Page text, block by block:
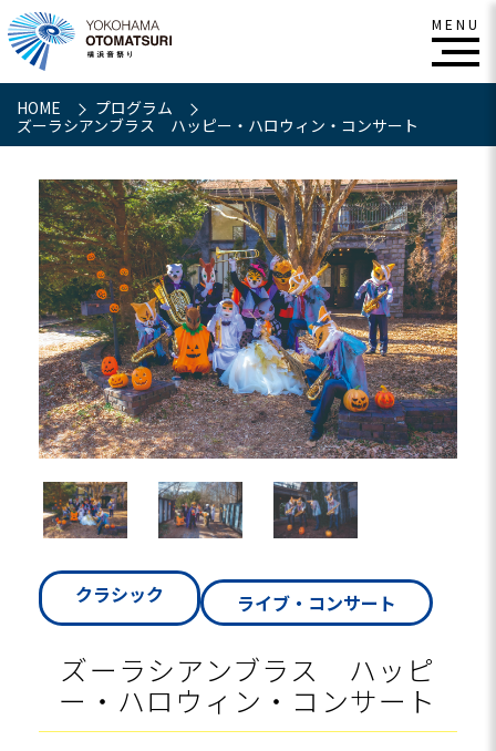
HOME
プログラム
ズーラシアンブラス ハッピー・ハロウィン・コンサート
クラシック ライブ・コンサート
ズーラシアンブラス ハッピ
ー・ハロウィン・コンサート